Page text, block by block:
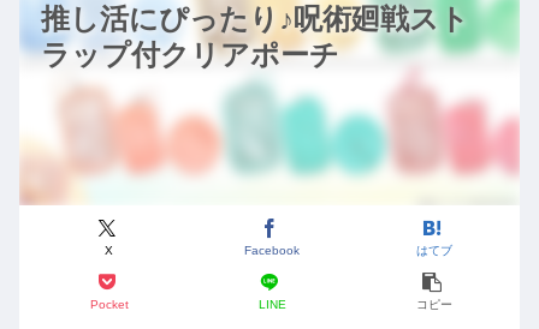
推し活にぴったり♪呪術廻戦スト
ラップ付クリアポーチ
X Facebook はてブ
Pocket LINE コピー